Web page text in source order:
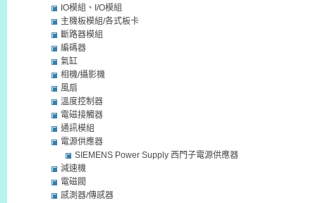
IO模組、I/O模組
主機板模組/各式板卡
斷路器模組
編碼器
氣缸
相機/攝影機
風扇
溫度控制器
電磁接觸器
通訊模組
電源供應器
SIEMENS Power Supply 西門子電源供應器
減速機
電磁閥
感測器/傳感器